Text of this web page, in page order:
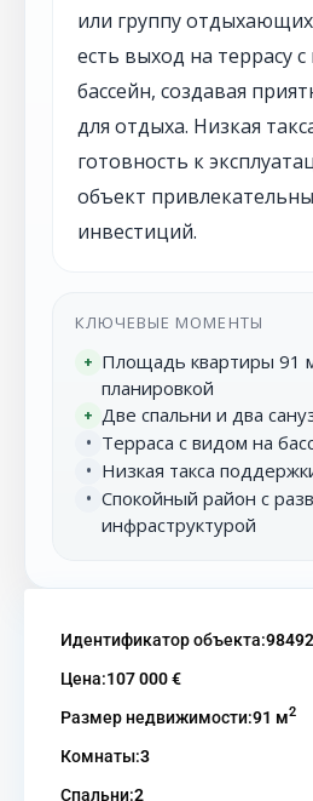
или группу
есть выход на террасу
бассейн, создавая
для отдыха. Низкая
готовность к
объект
инвестиций.
КЛЮЧЕВЫЕ МОМЕНТЫ
+ Площадь квартиры 91
планировкой
+ Две спальни и два
• Терраса с видом на
• Низкая такса
• Спокойный район с
инфраструктурой
Идентификатор объекта:98492
Цена:107 000 €
Размер недвижимости:91 м2
Комнаты:3
Спальни:2